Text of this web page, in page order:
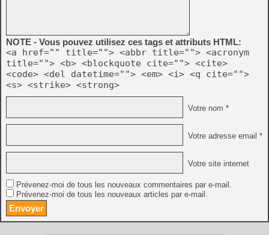
NOTE - Vous pouvez utilisez ces tags et attributs HTML:
<a href="" title=""> <abbr title=""> <acronym
title=""> <b> <blockquote cite=""> <cite>
<code> <del datetime=""> <em> <i> <q cite="">
<s> <strike> <strong>
Votre nom *
Votre adresse email *
Votre site internet
Prévenez-moi de tous les nouveaux commentaires par e-mail.
Prévenez-moi de tous les nouveaux articles par e-mail.